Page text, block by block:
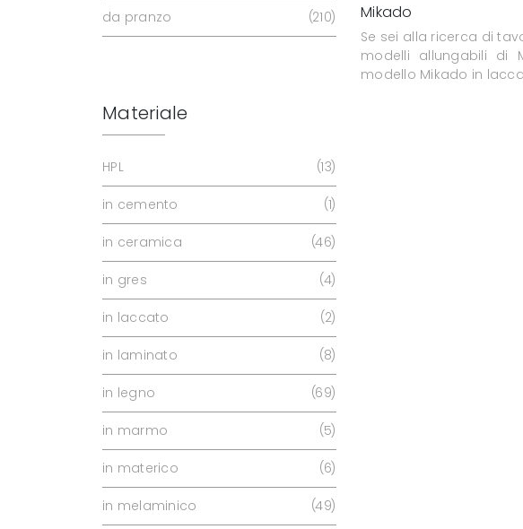
Mikado
Se sei alla ricerca di
modelli allungabili di
modello Mikado in
da pranzo 210
Materiale
HPL 13
in cemento 1
in ceramica 46
in gres 4
in laccato 2
in laminato 8
in legno 69
in marmo 5
in materico 6
in melaminico 49